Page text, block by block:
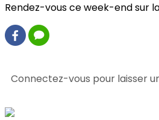
Rendez-vous ce week-end sur
Connectez-vous pour laisser